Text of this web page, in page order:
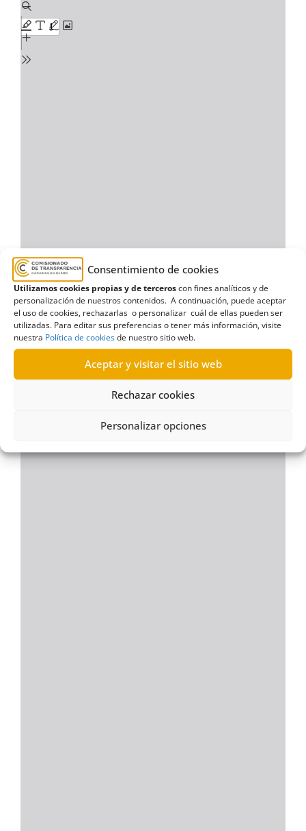
Consentimiento de cookies
Utilizamos cookies propias y de terceroscon fines analíticos y de
personalización de nuestros contenidos. A continuación, puede aceptar
el uso de cookies, rechazarlas o personalizar cuál de ellas pueden ser
utilizadas. Para editar sus preferencias o tener más información, visite
nuestra Política de cookiesde nuestro sitio web.
Aceptar y visitar el sitio web
Rechazar cookies
Personalizar opciones